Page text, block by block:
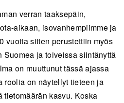
verran taaksepäin,
aikaan, isovanhempiimme ja
vuotta sitten perustettiin myös
Suomea ja toiveissa siintänyttä
on muuttunut tässä ajassa
roolia on näytellyt tieteen ja
kasvu. Koska